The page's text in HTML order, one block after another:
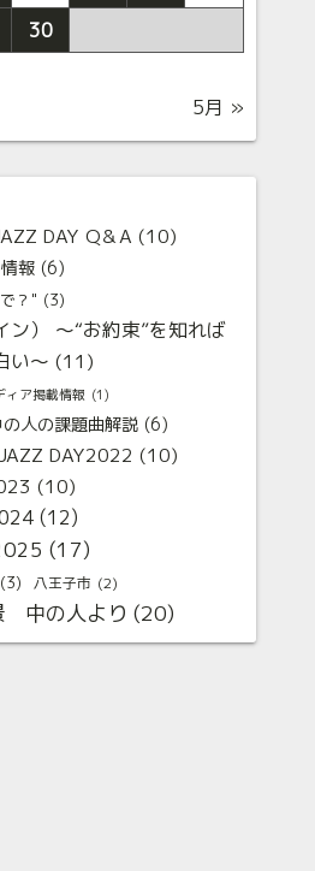
30
5月 »
DAY Q＆A (10)
報 (6)
？" (3)
ン） 〜“お約束”を知れば
い〜 (11)
ィア掲載情報 (1)
の人の課題曲解説 (6)
DAY2022 (10)
(10)
(12)
(17)
(3) 八王子市 (2)
中の人より (20)